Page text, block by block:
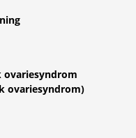
ovariesyndrom
ovariesyndrom)